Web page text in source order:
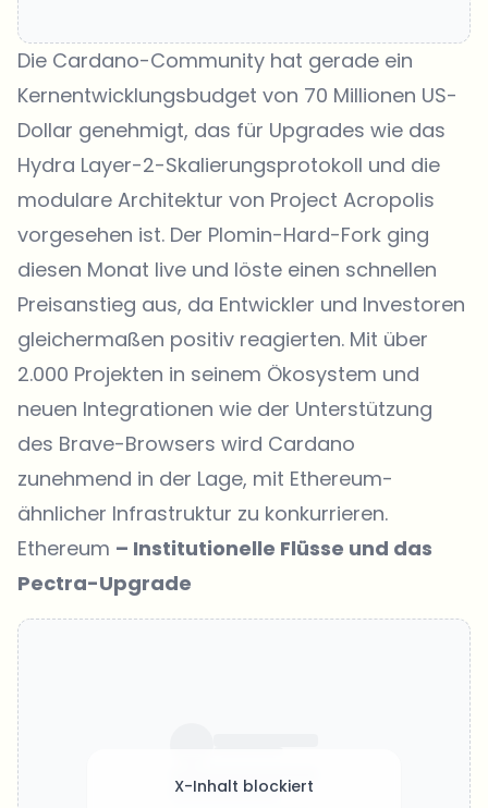
Die Cardano-Community hat gerade ein
Kernentwicklungsbudget von 70 Millionen US-
Dollar genehmigt, das für Upgrades wie das
Hydra Layer-2-Skalierungsprotokoll und die
modulare Architektur von Project Acropolis
vorgesehen ist. Der Plomin-Hard-Fork ging
diesen Monat live und löste einen schnellen
Preisanstieg aus, da Entwickler und Investoren
gleichermaßen positiv reagierten. Mit über
2.000 Projekten in seinem Ökosystem und
neuen Integrationen wie der Unterstützung
des Brave-Browsers wird Cardano
zunehmend in der Lage, mit Ethereum-
ähnlicher Infrastruktur zu konkurrieren.
Ethereum – Institutionelle Flüsse und das
Pectra-Upgrade
X-Inhalt blockiert